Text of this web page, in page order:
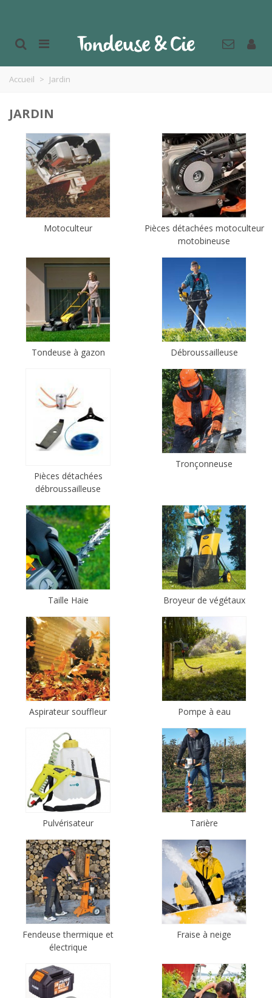
Accueil > Jardin
JARDIN
Motoculteur
Pièces détachées motoculteur
motobineuse
Tondeuse à gazon Débroussailleuse
Pièces détachées
débroussailleuse
Tronçonneuse
Taille Haie Broyeur de végétaux
Aspirateur souffleur Pompe à eau
Pulvérisateur Tarière
Fendeuse thermique et
électrique
Fraise à neige